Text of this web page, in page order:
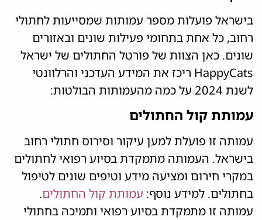
בישראל פועלות מספר עמותות שמסייעות לחתולי
רחוב, כל אחת בתחומי פעילות שונים ובאזורים
שונים. כאן הצוות של פורטל החתולים של ישראל
HappyCats ריכז את המידע העדכני והרלוונטי
לשנת 2024 על כמה מהעמותות הבולטות:
עמותת קול החתולים
עמותה זו פועלת למען עיקור וסירוס חתולי רחוב
בישראל. העמותה מתמקדת בסיוע רפואי לחתולים
במקרי חירום ומציעה מידע וטיפים שונים לטיפול
בחתולים. למידע נוסף: עמותת קול החתולים.
עמותה זו מתמקדת בסיוע רפואי ותמיכה בחתולי